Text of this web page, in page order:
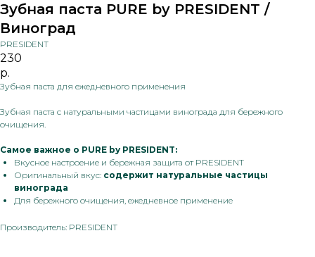
Зубная паста PURE by PRESIDENT /
Виноград
PRESIDENT
230
р.
Зубная паста для ежедневного применения
Зубная паста с натуральными частицами винограда для бережного
очищения.
Самое важное о PURE by PRESIDENT:
Вкусное настроение и бережная защита от PRESIDENT
Оригинальный вкус: содержит натуральные частицы
винограда
Для бережного очищения, ежедневное применение
Производитель: PRESIDENT